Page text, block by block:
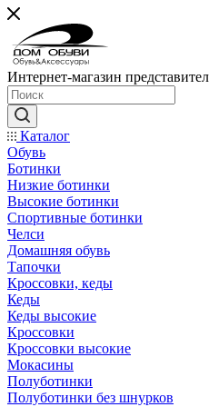
Интернет-магазин
Каталог
Обувь
Ботинки
Низкие ботинки
Высокие ботинки
Спортивные ботинки
Челси
Домашняя обувь
Тапочки
Кроссовки, кеды
Кеды
Кеды высокие
Кроссовки
Кроссовки высокие
Мокасины
Полуботинки
Полуботинки без шнурков